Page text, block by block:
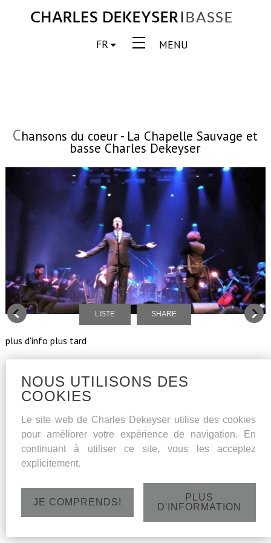
MENU
FR
Chansons du coeur - La Chapelle Sauvage et
basse Charles Dekeyser
LISTE SHARE
plus d'info plus tard
NOUS UTILISONS DES
COOKIES
Le site web de Charles Dekeyser utilise des cookies
pour améliorer votre expérience de navigation. En
continuant à utiliser ce site, vous les acceptez
explicitement.
JE COMPRENDS!
PLUS
D'INFORMATION